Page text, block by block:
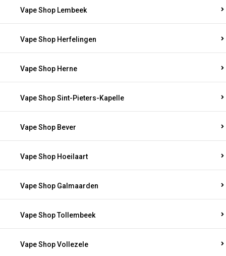
Vape Shop Lembeek
Vape Shop Herfelingen
Vape Shop Herne
Vape Shop Sint-Pieters-Kapelle
Vape Shop Bever
Vape Shop Hoeilaart
Vape Shop Galmaarden
Vape Shop Tollembeek
Vape Shop Vollezele